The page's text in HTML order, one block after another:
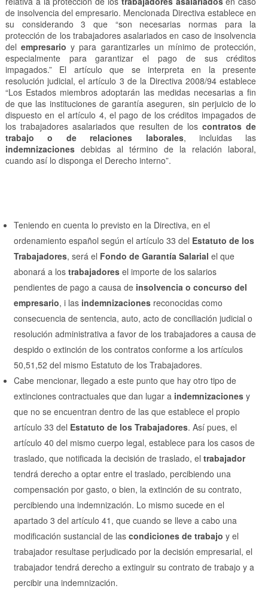
de insolvencia del empresario. Mencionada Directiva establece en
su considerando 3 que “son necesarias normas para la
protección de los trabajadores asalariados en caso de insolvencia
delempresario y para garantizarles un mínimo de protección,
especialmente para garantizar el pago de sus créditos
impagados.” El artículo que se interpreta en la presente
resolución judicial, el artículo 3 de la Directiva 2008/94 establece
“Los Estados miembros adoptarán las medidas necesarias a fin
de que las instituciones de garantía aseguren, sin perjuicio de lo
dispuesto en el artículo 4, el pago de los créditos impagados de
los trabajadores asalariados que resulten de loscontratos de
trabajo o de relaciones laborales, incluidas las
indemnizacionesdebidas al término de la relación laboral,
cuando así lo disponga el Derecho interno”.
Teniendo en cuenta lo previsto en la Directiva, en el
ordenamiento español según el artículo 33 del Estatuto de los
Trabajadores, será el Fondo de Garantía Salarial el que
abonará a los trabajadoresel importe de los salarios
pendientes de pago a causa de insolvencia o concurso del
empresario, i las indemnizacionesreconocidas como
consecuencia de sentencia, auto, acto de conciliación judicial o
resolución administrativa a favor de los trabajadores a causa de
despido o extinción de los contratos conforme a los artículos
50,51,52 del mismo Estatuto de los Trabajadores.
Cabe mencionar, llegado a este punto que hay otro tipo de
extinciones contractuales que dan lugar a indemnizacionesy
que no se encuentran dentro de las que establece el propio
artículo 33 del Estatuto de los Trabajadores. Así pues, el
artículo 40 del mismo cuerpo legal, establece para los casos de
traslado, que notificada la decisión de traslado, el trabajador
tendrá derecho a optar entre el traslado, percibiendo una
compensación por gasto, o bien, la extinción de su contrato,
percibiendo una indemnización. Lo mismo sucede en el
apartado 3 del artículo 41, que cuando se lleve a cabo una
modificación sustancial de las condiciones de trabajo y el
trabajador resultase perjudicado por la decisión empresarial, el
trabajador tendrá derecho a extinguir su contrato de trabajo y a
percibir una indemnización.